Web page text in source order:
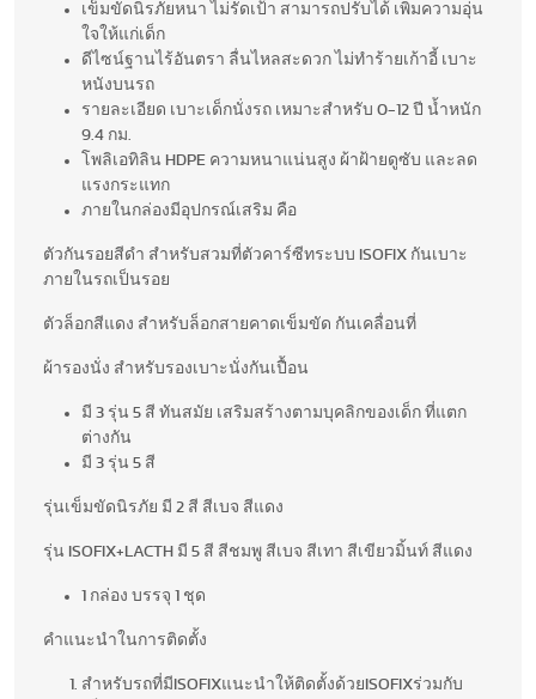
เข็มขัดนิรภัยหนา ไม่รัดเป้า สามารถปรับได้ เพิ่มความอุ่น
ใจให้แก่เด็ก
ดีไซน์ฐานไร้อันตรา ลื่นไหลสะดวก ไม่ทำร้ายเก้าอี้ เบาะ
หนังบนรถ
รายละเอียด เบาะเด็กนั่งรถ เหมาะสำหรับ 0-12 ปี น้ำหนัก
9.4 กม.
โพลิเอทิลิน HDPE ความหนาแน่นสูง ผ้าฝ้ายดูซับ และลด
แรงกระแทก
ภายในกล่องมีอุปกรณ์เสริม คือ
ตัวกันรอยสีดำ สำหรับสวมที่ตัวคาร์ซีทระบบ ISOFIX กันเบาะ
ภายในรถเป็นรอย
ตัวล็อกสีแดง สำหรับล็อกสายคาดเข็มขัด กันเคลื่อนที่
ผ้ารองนั่ง สำหรับรองเบาะนั่งกันเปื้อน
มี 3 รุ่น 5 สี ทันสมัย เสริมสร้างตามบุคลิกของเด็ก ที่แตก
ต่างกัน
มี 3 รุ่น 5 สี
รุ่นเข็มขัดนิรภัย มี 2 สี สีเบจ สีแดง
รุ่น ISOFIX+LACTH มี 5 สี สีชมพู สีเบจ สีเทา สีเขียวมิ้นท์ สีแดง
1 กล่อง บรรจุ 1 ชุด
คำแนะนำในการติดตั้ง
สำหรับรถที่มีISOFIXแนะนำให้ติดตั้งด้วยISOFIXร่วมกับ